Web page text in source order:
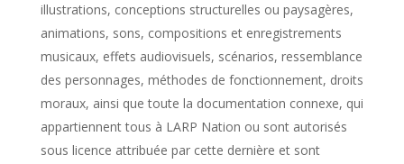
illustrations, conceptions structurelles ou paysagères,
animations, sons, compositions et enregistrements
musicaux, effets audiovisuels, scénarios, ressemblance
des personnages, méthodes de fonctionnement, droits
moraux, ainsi que toute la documentation connexe, qui
appartiennent tous à LARP Nation ou sont autorisés
sous licence attribuée par cette dernière et sont